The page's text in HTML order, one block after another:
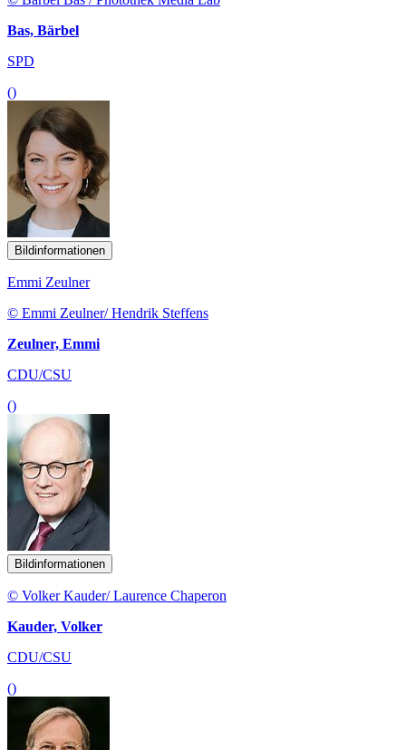
Bas, Bärbel
SPD
()
Bildinformationen
Emmi Zeulner
© Emmi Zeulner/ Hendrik Steffens
Zeulner, Emmi
CDU/CSU
()
Bildinformationen
© Volker Kauder/ Laurence Chaperon
Kauder, Volker
CDU/CSU
()